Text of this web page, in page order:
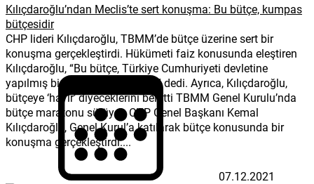
Kılıçdaroğlu’ndan Meclis’te sert konuşma: Bu bütçe, kumpas
bütçesidir
CHP lideri Kılıçdaroğlu, TBMM’de bütçe üzerine sert bir
konuşma gerçekleştirdi. Hükümeti faiz konusunda eleştiren
Kılıçdaroğlu, “Bu bütçe, Türkiye Cumhuriyeti devletine
yapılmış bir kumpas bütçesidir” dedi. Ayrıca, Kılıçdaroğlu,
bütçeye ‘hayır’ diyeceklerini belirtti TBMM Genel Kurulu’nda
bütçe maratonu sürüyor. CHP Genel Başkanı Kemal
Kılıçdaroğlu, Genel Kurul’a katılarak bütçe konusunda bir
konuşma gerçekleştirdi....
07.12.2021